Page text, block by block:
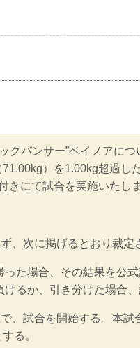
クパンサー”ベイノアに
）を1.00kg超過し
きにて試合を実施いたしま
、次に掲げるとおり裁定
た場合、その結果を公式
るか、引き分けた場合
、試合を開始する。本試
る。